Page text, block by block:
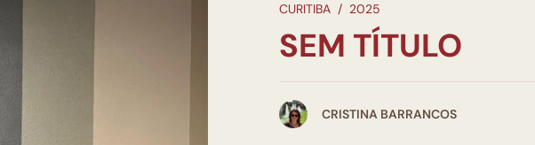
CURITIBA / 2025
SEM TÍTULO
CRISTINA BARRANCOS